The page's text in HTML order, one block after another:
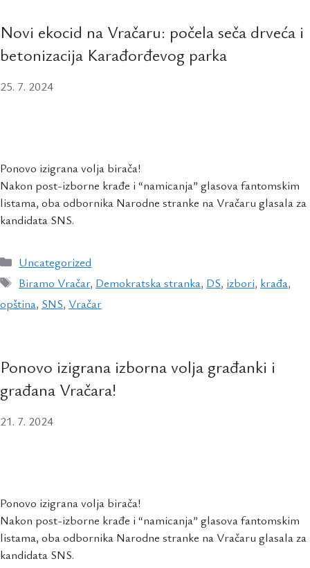
Novi ekocid na Vračaru: počela seča drveća i
betonizacija Karađorđevog parka
25. 7. 2024
Ponovo izigrana volja birača!
Nakon post-izborne krađe i “namicanja” glasova fantomskim
listama, oba odbornika Narodne stranke na Vračaru glasala za
kandidata SNS.
Uncategorized
Biramo Vračar, Demokratska stranka, DS, izbori, krađa,
opština, SNS, Vračar
Ponovo izigrana izborna volja građanki i
građana Vračara!
21. 7. 2024
Ponovo izigrana volja birača!
Nakon post-izborne krađe i “namicanja” glasova fantomskim
listama, oba odbornika Narodne stranke na Vračaru glasala za
kandidata SNS.